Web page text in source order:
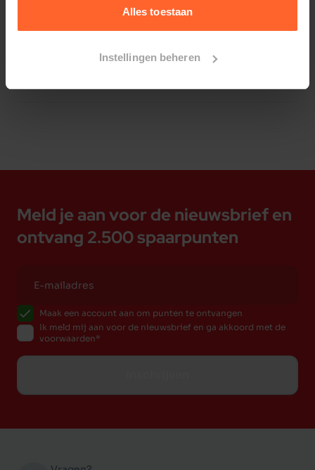
Alles toestaan
Instellingen beheren
Bestelherinnering instellen
Meld je aan voor de nieuwsbrief en
ontvang 2.500 spaarpunten
Maak een account aan om punten te ontvangen
Ik meld mij aan voor de nieuwsbrief en ga akkoord met de
voorwaarden